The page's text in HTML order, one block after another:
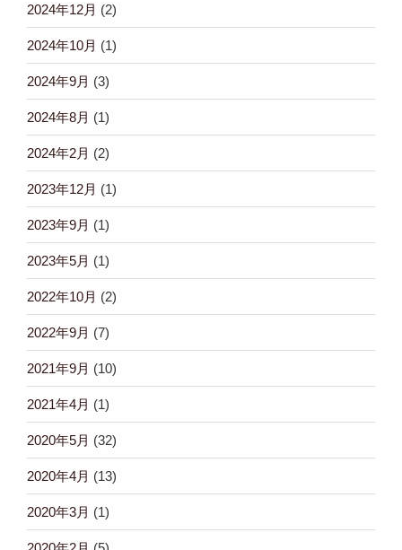
2024年12月 (2)
2024年10月 (1)
2024年9月 (3)
2024年8月 (1)
2024年2月 (2)
2023年12月 (1)
2023年9月 (1)
2023年5月 (1)
2022年10月 (2)
2022年9月 (7)
2021年9月 (10)
2021年4月 (1)
2020年5月 (32)
2020年4月 (13)
2020年3月 (1)